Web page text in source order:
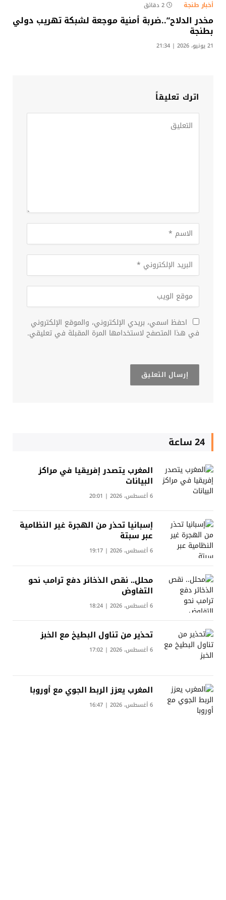
أخبار طنجة 2 دقائق
مخدر الدلاح”..ضربة أمنية موجعة لشبكة تهريب دولي
بطنجة
21 يونيو، 2026 | 21:34
اترك تعليقاً
احفظ اسمي، بريدي الإلكتروني، والموقع الإلكتروني
في هذا المتصفح لاستخدامها المرة المقبلة في تعليقي.
24 ساعة
المغرب يتصدر إفريقيا في مراكز
البيانات
6 أغسطس، 2026 | 20:01
إسبانيا تحذر من الهجرة غير النظامية
عبر سبتة
6 أغسطس، 2026 | 19:17
محلل.. نقص الذخائر دفع ترامب نحو
التفاوض
6 أغسطس، 2026 | 18:24
تحذير من تناول البطيخ مع الخبز
6 أغسطس، 2026 | 17:02
المغرب يعزز الربط الجوي مع أوروبا
6 أغسطس، 2026 | 16:47